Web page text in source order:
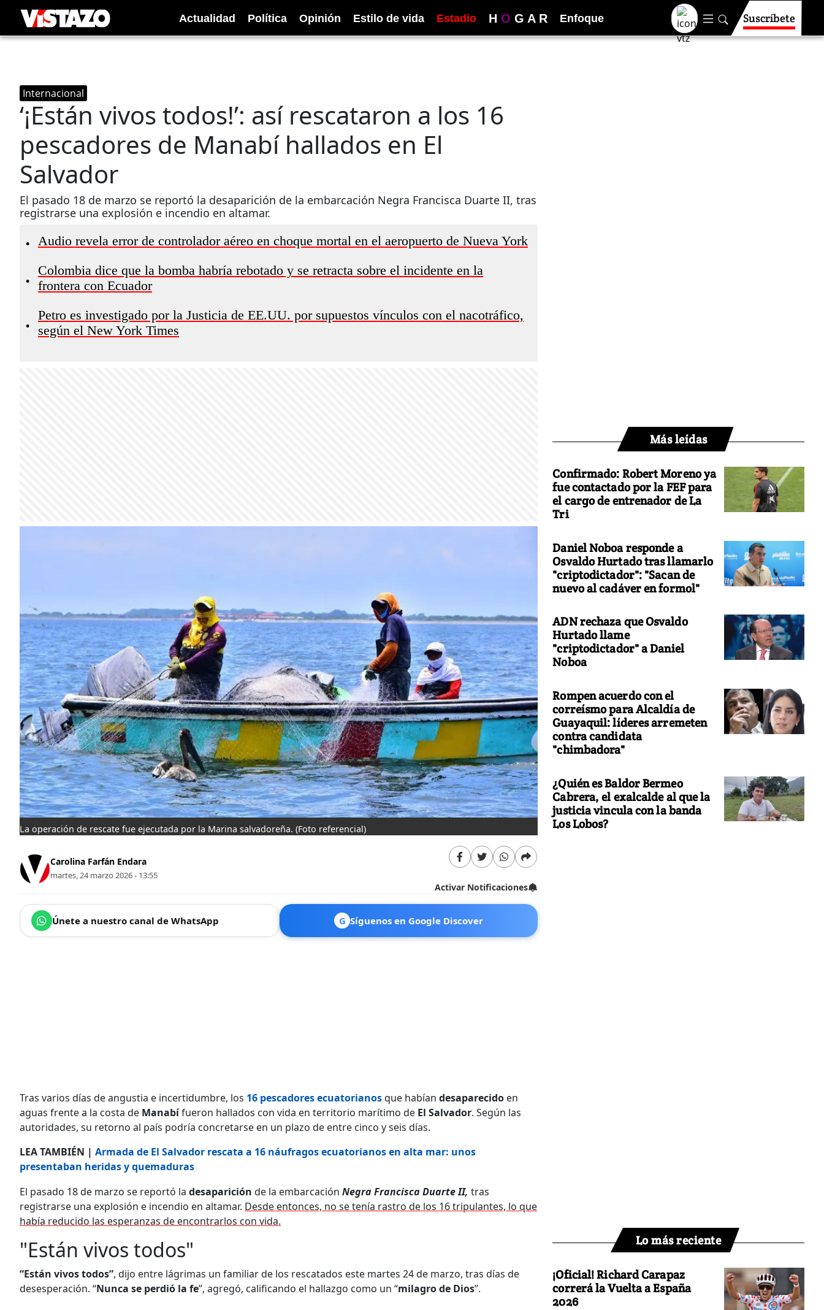
Actualidad Política Opinión Estilo de vida Estadio H O G A R Enfoque Suscríbete
Internacional
‘¡Están vivos todos!’: así rescataron a los 16
pescadores de Manabí hallados en El
Salvador
El pasado 18 de marzo se reportó la desaparición de la embarcación Negra Francisca Duarte II, tras
registrarse una explosión e incendio en altamar.
• Audio revela error de controlador aéreo en choque mortal en el aeropuerto de Nueva York
•
Colombia dice que la bomba habría rebotado y se retracta sobre el incidente en la
frontera con Ecuador
•
Petro es investigado por la Justicia de EE.UU. por supuestos vínculos con el nacotráfico,
según el New York Times
La operación de rescate fue ejecutada por la Marina salvadoreña. (Foto referencial)
Carolina Farfán Endara
martes, 24 marzo 2026 - 13:55
Activar Notificaciones
Únete a nuestro canal de WhatsApp G Síguenos en Google Discover
Tras varios días de angustia e incertidumbre, los 16 pescadores ecuatorianosque habían desaparecido en
aguas frente a la costa de Manabífueron hallados con vida en territorio marítimo de El Salvador. Según las
autoridades, su retorno al país podría concretarse en un plazo de entre cinco y seis días.
LEA TAMBIÉN | Armada de El Salvador rescata a 16 náufragos ecuatorianos en alta mar: unos
presentaban heridas y quemaduras
El pasado 18 de marzo se reportó la desaparición de la embarcación Negra Francisca Duarte II, tras
registrarse una explosión e incendio en altamar. Desde entonces, no se tenía rastro de los 16 tripulantes, lo que
había reducido las esperanzas de encontrarlos con vida.
"Están vivos todos"
“Están vivos todos”, dijo entre lágrimas un familiar de los rescatados este martes 24 de marzo, tras días de
desesperación. “Nunca se perdió la fe”, agregó, calificando el hallazgo como un “milagro de Dios”.
Más leídas
Confirmado: Robert Moreno ya
fue contactado por la FEF para
el cargo de entrenador de La
Tri
Daniel Noboa responde a
Osvaldo Hurtado tras llamarlo
"criptodictador": "Sacan de
nuevo al cadáver en formol"
ADN rechaza que Osvaldo
Hurtado llame
"criptodictador" a Daniel
Noboa
Rompen acuerdo con el
correísmo para Alcaldía de
Guayaquil: líderes arremeten
contra candidata
"chimbadora"
¿Quién es Baldor Bermeo
Cabrera, el exalcalde al que la
justicia vincula con la banda
Los Lobos?
Lo más reciente
¡Oficial! Richard Carapaz
correrá la Vuelta a España
2026